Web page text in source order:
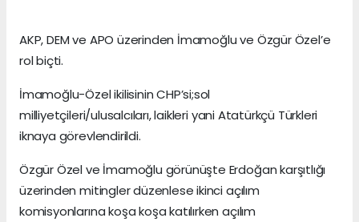
AKP, DEM ve APO üzerinden İmamoğlu ve Özgür Özel’e
rol biçti.
İmamoğlu-Özel ikilisinin CHP’si;sol
milliyetçileri/ulusalcıları, laikleri yani Atatürkçü Türkleri
iknaya görevlendirildi.
Özgür Özel ve İmamoğlu görünüşte Erdoğan karşıtlığı
üzerinden mitingler düzenlese ikinci açılım
komisyonlarına koşa koşa katılırken açılım